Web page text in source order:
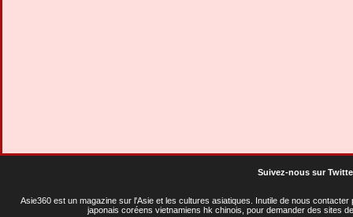
Suivez-nous sur
Asie360 est un magazine sur l'Asie et les cultures asiatiques . Inutile de nous
japonais coréens vietnamiens hk chinois, pour demander des sites